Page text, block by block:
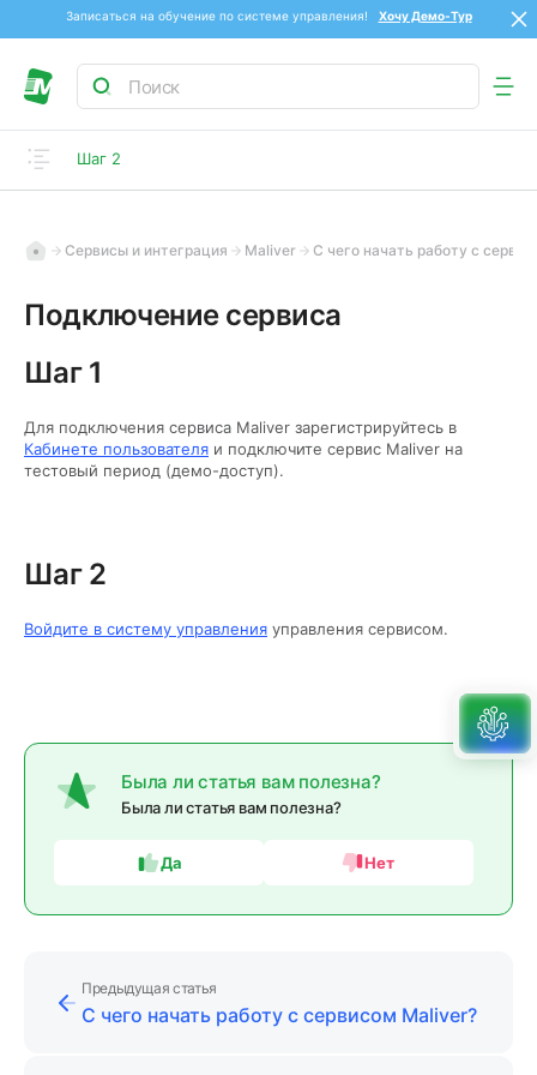
Записаться на обучение по системе управления! Хочу Демо-Тур
Шаг 2
Сервисы и интеграция Maliver С чего начать работу с
Подключение сервиса
Шаг 1
Для подключения сервиса Maliver зарегистрируйтесь в
Кабинете пользователя и подключите сервис Maliver на
тестовый период (демо-доступ).
Шаг 2
Войдите в систему управления управления сервисом.
Была ли статья вам полезна?
Была ли статья вам полезна?
Да Нет
Предыдущая статья
С чего начать работу с сервисом Maliver?